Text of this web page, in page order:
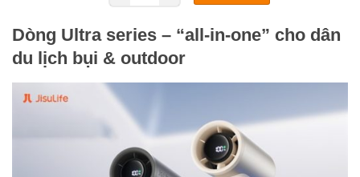
Dòng Ultra series – “all-in-one” cho dân
du lịch bụi & outdoor